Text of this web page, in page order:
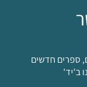
ספרים חדשים
ב'יד'